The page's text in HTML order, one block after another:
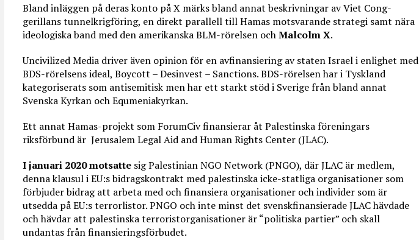
Bland inläggen på deras konto på X märks bland annat beskrivningar av Viet Cong-
gerillans tunnelkrigföring, en direkt parallell till Hamas motsvarande strategi samt nära
ideologiska band med den amerikanska BLM-rörelsen ochMalcolm X.
Uncivilized Media driver även opinion för en avfinansiering av staten Israel i enlighet med
BDS-rörelsens ideal, Boycott – Desinvest – Sanctions. BDS-rörelsen har i Tyskland
kategoriserats som antisemitisk men har ett starkt stöd i Sverige från bland annat
Svenska Kyrkan och Equmeniakyrkan.
Ett annat Hamas-projekt som ForumCiv finansierar åt Palestinska föreningars
riksförbund är Jerusalem Legal Aid and Human Rights Center (JLAC).
I januari 2020 motsatte sig Palestinian NGO Network (PNGO), där JLAC är medlem,
denna klausul i EU:s bidragskontrakt med palestinska icke-statliga organisationer som
förbjuder bidrag att arbeta med och finansiera organisationer och individer som är
utsedda på EU:s terrorlistor. PNGO och inte minst det svenskfinansierade JLAC hävdade
och hävdar att palestinska terroristorganisationer är “politiska partier” och skall
undantas från finansieringsförbudet.